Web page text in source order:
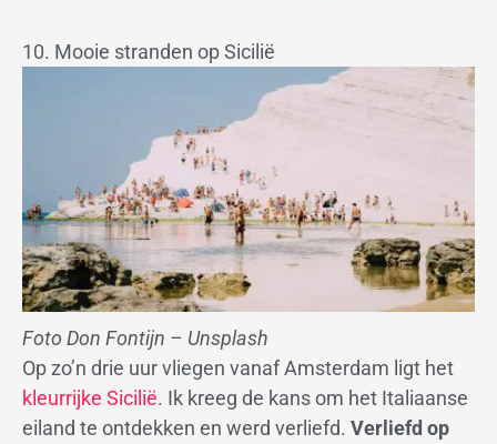
10. Mooie stranden op Sicilië
Foto Don Fontijn – Unsplash
Op zo’n drie uur vliegen vanaf Amsterdam ligt het
kleurrijke Sicilië. Ik kreeg de kans om het Italiaanse
eiland te ontdekken en werd verliefd. Verliefd op